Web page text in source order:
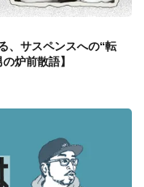
、サスペンスへの“転
炉前散語】